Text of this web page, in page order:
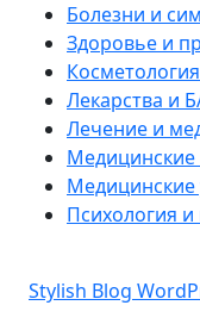
Болезни и
Здоровье и
Лекарства и
Лечение и
Медицинские
Психология
Stylish Blog